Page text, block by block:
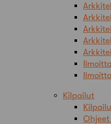
Kilpailut